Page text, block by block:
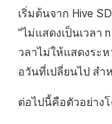
เริ่มต้นจาก Hive
"ไม่แสดงเป็นเวลา
วลาไม่ให้แสดงระ
อวันที่เปลี่ยนไป สำ
ต่อไปนี้คือตัวอย่าง